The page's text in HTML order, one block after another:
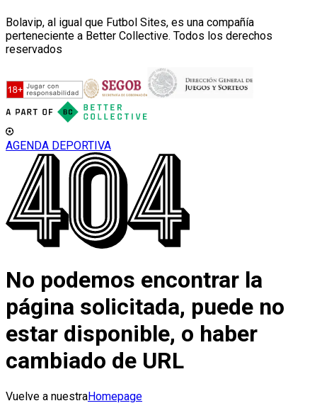
Bolavip, al igual que Futbol Sites, es una compañía
perteneciente a Better Collective. Todos los derechos
reservados
AGENDA DEPORTIVA
No podemos encontrar la
página solicitada, puede no
estar disponible, o haber
cambiado de URL
Vuelve a nuestraHomepage